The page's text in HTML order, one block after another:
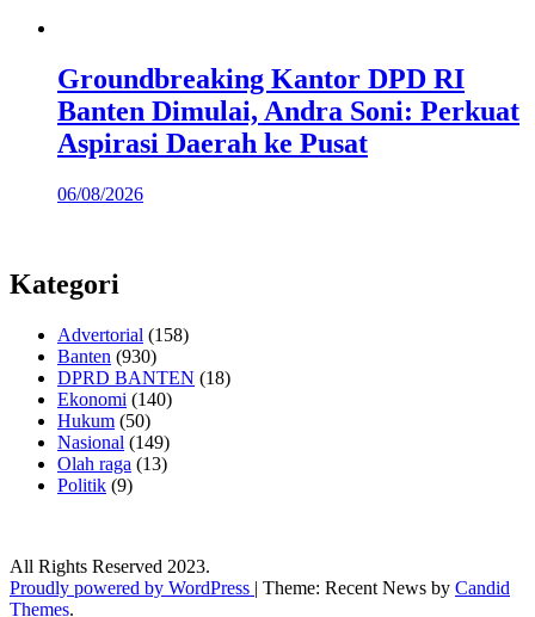
Groundbreaking Kantor DPD RI
Banten Dimulai, Andra Soni: Perkuat
Aspirasi Daerah ke Pusat
06/08/2026
Kategori
Advertorial (158)
Banten (930)
DPRD BANTEN (18)
Ekonomi (140)
Hukum (50)
Nasional (149)
Olah raga (13)
Politik (9)
All Rights Reserved 2023.
Proudly powered by WordPress | Theme: Recent News by Candid
Themes.